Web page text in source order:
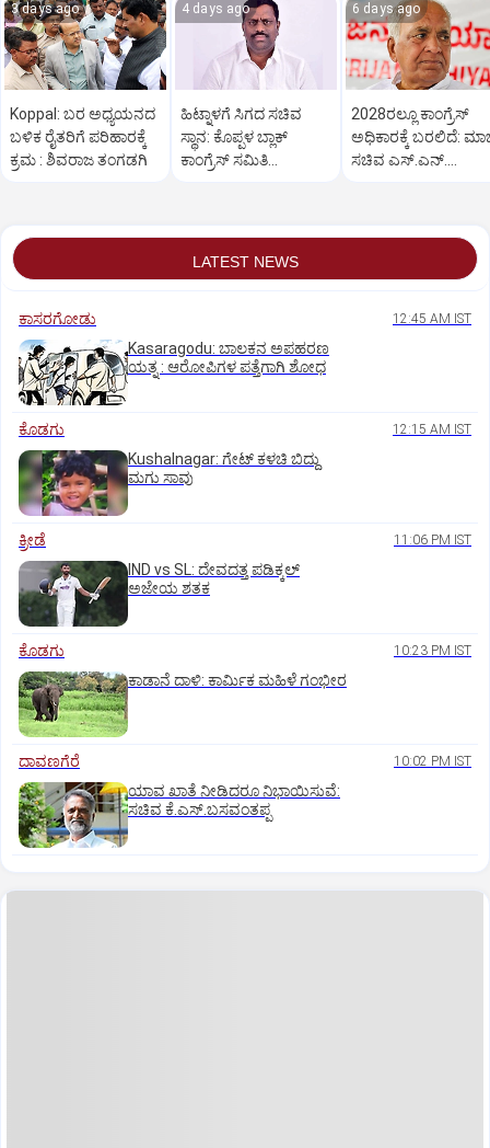
3 days ago
Koppal: ಬರ ಅಧ್ಯಯನದ
ಬಳಿಕ ರೈತರಿಗೆ ಪರಿಹಾರಕ್ಕೆ
ಕ್ರಮ : ಶಿವರಾಜ ತಂಗಡಗಿ
4 days ago
ಹಿಟ್ನಾಳಗೆ ಸಿಗದ ಸಚಿವ
ಸ್ಥಾನ: ಕೊಪ್ಪಳ ಬ್ಲಾಕ್
ಕಾಂಗ್ರೆಸ್ ಸಮಿತಿ
6 days ago
2028ರಲ್ಲೂ ಕಾಂಗ್ರೆಸ್
ಅಧಿಕಾರಕ್ಕೆ ಬರಲಿದೆ:
ಸಚಿವ ಎಸ್.ಎನ್.
LATEST NEWS
ಕಾಸರಗೋಡು 12:45 AM IST
Kasaragodu: ಬಾಲಕನ ಅಪಹರಣ
ಯತ್ನ : ಆರೋಪಿಗಳ ಪತ್ತೆಗಾಗಿ ಶೋಧ
ಕೊಡಗು 12:15 AM IST
Kushalnagar: ಗೇಟ್ ಕಳಚಿ ಬಿದ್ದು
ಮಗು ಸಾವು
ಕ್ರೀಡೆ 11:06 PM IST
IND vs SL: ದೇವದತ್ತ ಪಡಿಕ್ಕಲ್‌
ಅಜೇಯ ಶತಕ
ಕೊಡಗು 10:23 PM IST
ಕಾಡಾನೆ ದಾಳಿ: ಕಾರ್ಮಿಕ ಮಹಿಳೆ ಗಂಭೀರ
ದಾವಣಗೆರೆ 10:02 PM IST
ಯಾವ ಖಾತೆ ನೀಡಿದರೂ ನಿಭಾಯಿಸುವೆ:
ಸಚಿವ ಕೆ.ಎಸ್.ಬಸವಂತಪ್ಪ